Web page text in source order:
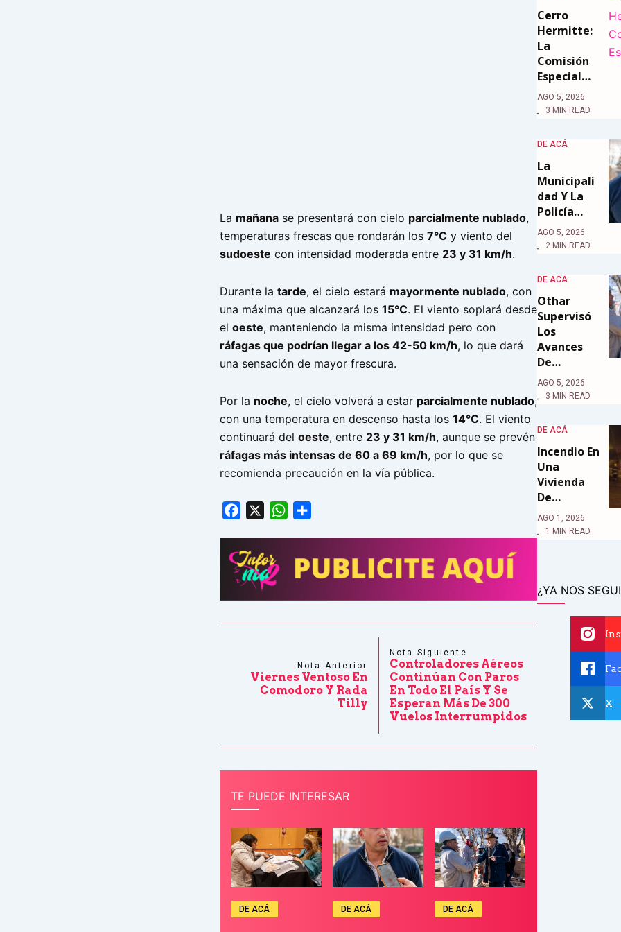
La mañana se presentará con cielo parcialmente nublado,
temperaturas frescas que rondarán los 7°C y viento del
sudoeste con intensidad moderada entre 23 y 31 km/h.
Durante la tarde, el cielo estará mayormente nublado, con
una máxima que alcanzará los 15°C. El viento soplará desde
el oeste, manteniendo la misma intensidad pero con
ráfagas que podrían llegar a los 42-50 km/h, lo que dará
una sensación de mayor frescura.
Por la noche, el cielo volverá a estar parcialmente nublado,
con una temperatura en descenso hasta los 14°C. El viento
continuará del oeste, entre 23 y 31 km/h, aunque se prevén
ráfagas más intensas de 60 a 69 km/h, por lo que se
recomienda precaución en la vía pública.
Facebook WhatsApp
Nota Anterior
Viernes Ventoso En
Comodoro Y Rada
Tilly
Nota Siguiente
Controladores Aéreos
Continúan Con Paros
En Todo El País Y Se
Esperan Más De 300
Vuelos Interrumpidos
TE PUEDE INTERESAR
DE ACÁ DE ACÁ DE ACÁ
Cerro
Hermitte:
La
Comisión
Especial…
AGO 5, 2026
3 MIN READ
DE ACÁ
La
Municipali
Dad Y La
Policía…
AGO 5, 2026
2 MIN READ
DE ACÁ
Othar
Supervisó
Los
Avances
De…
AGO 5, 2026
3 MIN READ
DE ACÁ
Incendio En
Una
Vivienda
De…
AGO 1, 2026
1 MIN READ
¿YA NOS
X